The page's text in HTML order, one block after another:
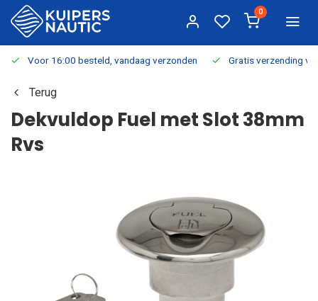
0
Voor 16:00 besteld, vandaag verzonden Gratis verzending
Terug
Dekvuldop Fuel met Slot 38mm
Rvs